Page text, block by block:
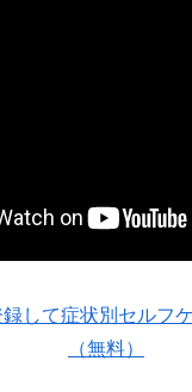
して症状別セルフ
（無料）